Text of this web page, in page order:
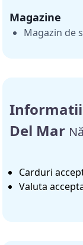
Magazine
Magazin de
Informatii
Del Mar
Carduri
Valuta